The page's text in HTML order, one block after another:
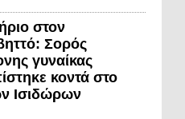
στον
Σορός
γυναίκας
κοντά στο
Ισιδώρων